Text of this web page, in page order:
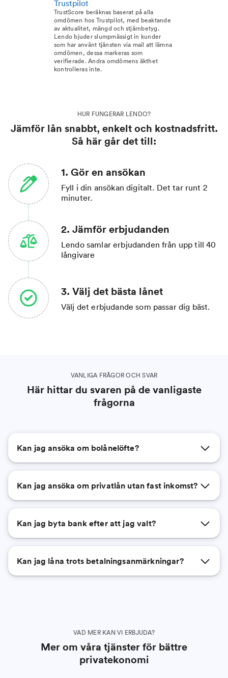
Trustpilot
TrustScore beräknas baserat på alla
omdömen hos Trustpilot, med beaktande
av aktualitet, mängd och stjärnbetyg.
Lendo bjuder slumpmässigt in kunder
som har använt tjänsten via mail att lämna
omdömen, dessa markeras som
verifierade. Andra omdömens äkthet
kontrolleras inte.
HUR FUNGERAR LENDO?
Jämför lån snabbt, enkelt och kostnadsfritt.
Så här går det till:
1. Gör en ansökan
Fyll i din ansökan digitalt. Det tar runt 2
minuter.
2. Jämför erbjudanden
Lendo samlar erbjudanden från upp till 40
långivare
3. Välj det bästa lånet
Välj det erbjudande som passar dig bäst.
VANLIGA FRÅGOR OCH SVAR
Här hittar du svaren på de vanligaste
frågorna
Kan jag ansöka om bolånelöfte?
Kan jag ansöka om privatlån utan fast inkomst?
Kan jag byta bank efter att jag valt?
Kan jag låna trots betalningsanmärkningar?
VAD MER KAN VI ERBJUDA?
Mer om våra tjänster för bättre
privatekonomi